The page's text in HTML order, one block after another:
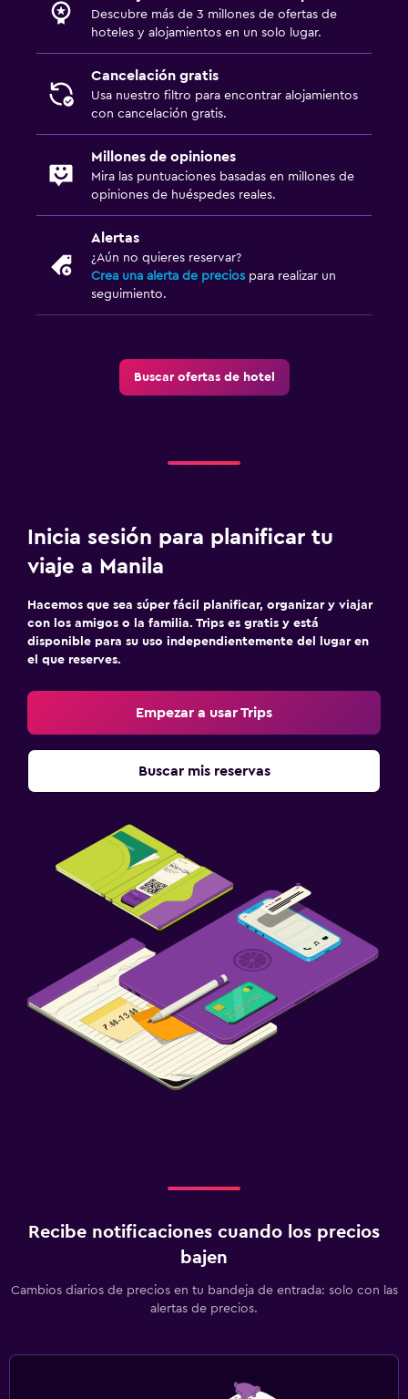
Descubre más de 3 millones de ofertas de
hoteles y alojamientos en un solo lugar.
Cancelación gratis
Usa nuestro filtro para encontrar alojamientos
con cancelación gratis.
Millones de opiniones
Mira las puntuaciones basadas en millones de
opiniones de huéspedes reales.
Alertas
¿Aún no quieres reservar?
Crea una alerta de precios para realizar un
seguimiento.
Buscar ofertas de hotel
Inicia sesión para planificar tu
viaje a Manila
Hacemos que sea súper fácil planificar, organizar y viajar
con los amigos o la familia. Trips es gratis y está
disponible para su uso independientemente del lugar en
el que reserves.
Empezar a usar Trips
Buscar mis reservas
Recibe notificaciones cuando los precios
bajen
Cambios diarios de precios en tu bandeja de entrada: solo con las
alertas de precios.